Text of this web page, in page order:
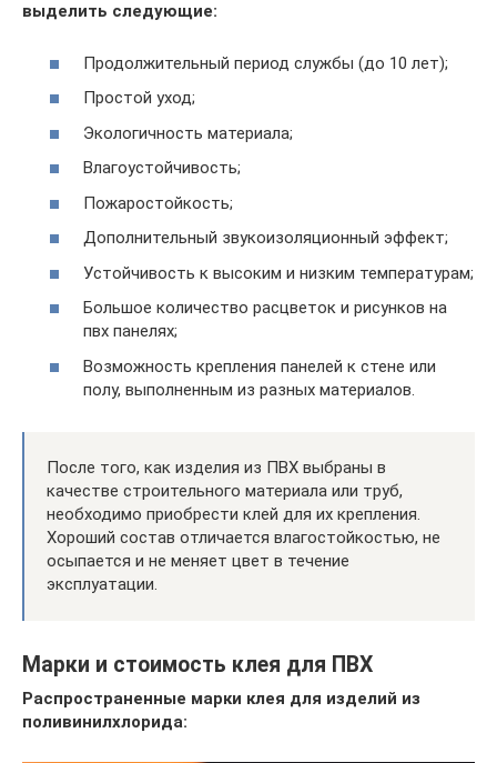
выделить следующие:
Продолжительный период службы (до 10 лет);
Простой уход;
Экологичность материала;
Влагоустойчивость;
Пожаростойкость;
Дополнительный звукоизоляционный эффект;
Устойчивость к высоким и низким температурам;
Большое количество расцветок и рисунков на
пвх панелях;
Возможность крепления панелей к стене или
полу, выполненным из разных материалов.
После того, как изделия из ПВХ выбраны в
качестве строительного материала или труб,
необходимо приобрести клей для их крепления.
Хороший состав отличается влагостойкостью, не
осыпается и не меняет цвет в течение
эксплуатации.
Марки и стоимость клея для ПВХ
Распространенные марки клея для изделий из
поливинилхлорида: